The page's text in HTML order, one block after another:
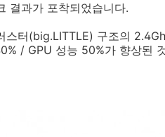
결과가 포착되었습니다.
터(big.LITTLE) 구조의
/ GPU 성능 50%가 향상된